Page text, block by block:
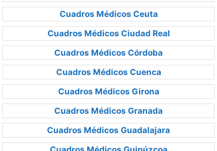
Cuadros Médicos Ceuta
Cuadros Médicos Ciudad Real
Cuadros Médicos Córdoba
Cuadros Médicos Cuenca
Cuadros Médicos Girona
Cuadros Médicos Granada
Cuadros Médicos Guadalajara